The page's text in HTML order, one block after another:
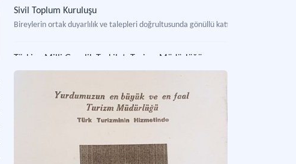
Sivil Toplum Kuruluşu
Bireylerin ortak duyarlılık ve talepleri doğrultusunda gönüllü katılım ile
Türkiye Milli Gençlik Teşkilatı Turizm Müdürlüğü
Türkiye Milli Gençlik Teşkilatı bünyesinde 1959-1980 yılları arasında turizm ile ilgili
Türkiye Milli Talebe Federasyonu Turizm Müdürlüğü
Türkiye Milli Talebe Federasyonu bünyesinde 1949 - 1968 yılları arasında faaliyet